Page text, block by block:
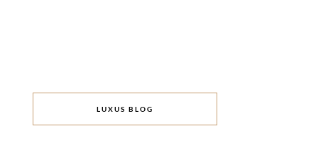
LUXUS BLOG